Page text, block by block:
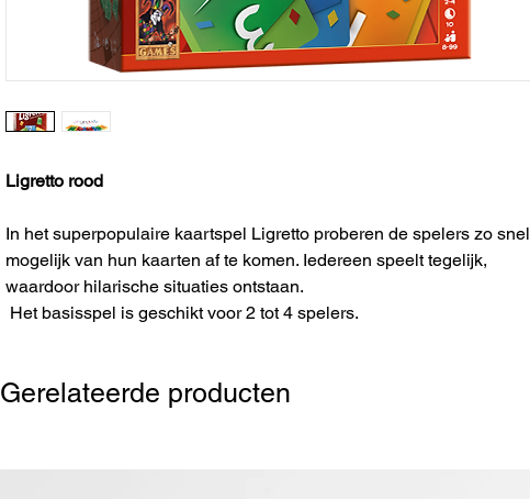
Ligretto rood
In het superpopulaire kaartspel Ligretto proberen de spelers zo snel
mogelijk van hun kaarten af te komen. Iedereen speelt tegelijk,
waardoor hilarische situaties ontstaan.
Het basisspel is geschikt voor 2 tot 4 spelers.
Gerelateerde producten